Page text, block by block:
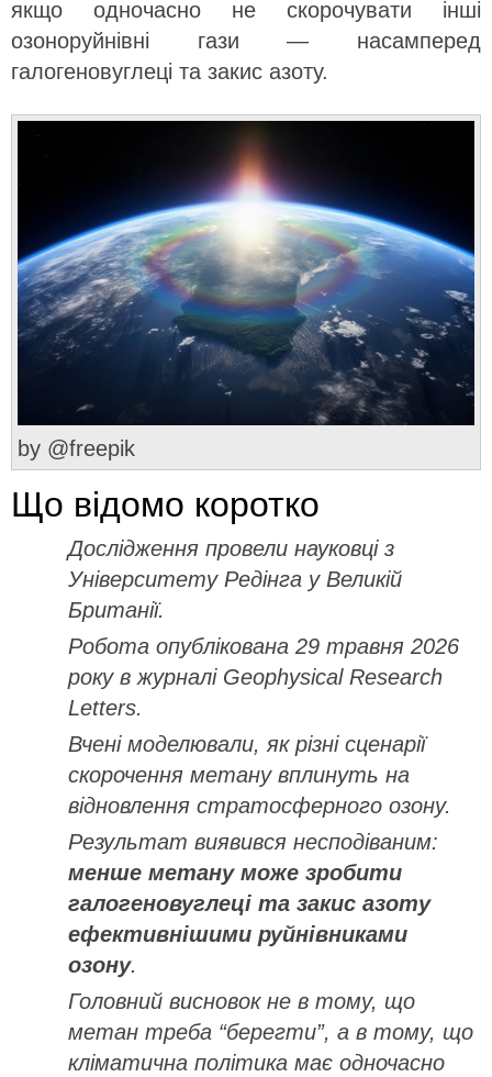
якщо одночасно не скорочувати інші
озоноруйнівні гази — насамперед
галогеновуглеці та закис азоту.
by @freepik
Що відомо коротко
Дослідження провели науковці з
Університету Редінга у Великій
Британії.
Робота опублікована 29 травня 2026
року в журналі Geophysical Research
Letters.
Вчені моделювали, як різні сценарії
скорочення метану вплинуть на
відновлення стратосферного озону.
Результат виявився несподіваним:
менше метану може зробити
галогеновуглеці та закис азоту
ефективнішими руйнівниками
озону.
Головний висновок не в тому, що
метан треба “берегти”, а в тому, що
кліматична політика має одночасно